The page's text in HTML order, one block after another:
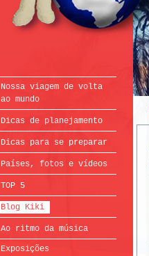
Nossa viagem de volta
ao mundo
Dicas de planejamento
Dicas para se preparar
Países, fotos e vídeos
TOP 5
Blog Kiki
Ao ritmo da música
Exposições